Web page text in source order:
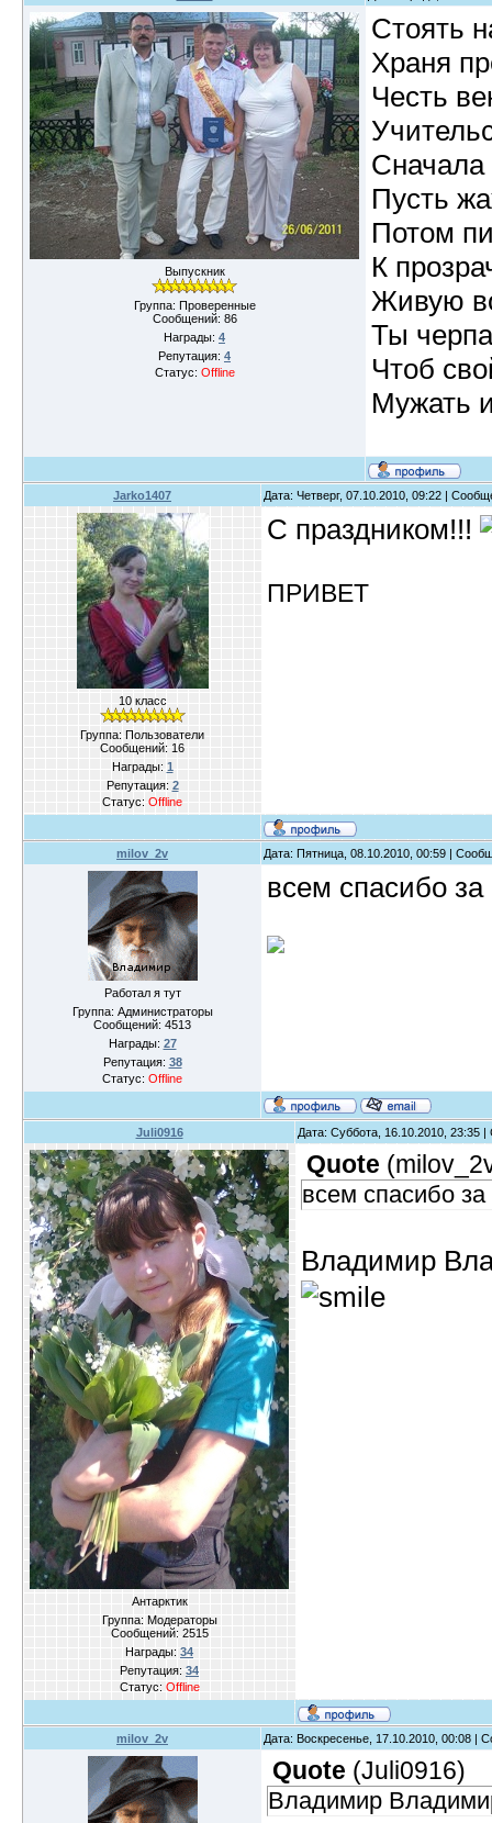
Выпускник
Группа: Проверенные
Сообщений: 86
Награды: 4
Репутация: 4
Статус: Offline
Стоять
Храня
Честь
Пусть
Потом
К
Живую
Ты
Чтоб
Мужать
Jarko1407 Дата: Четверг, 07.10.2010, 09:22 |
10 класс
Группа: Пользователи
Сообщений: 16
Награды: 1
Репутация: 2
Статус: Offline
С праздником!!!
ПРИВЕТ
milov_2v Дата: Пятница, 08.10.2010, 00:59 |
Работал я тут
Группа: Администраторы
Сообщений: 4513
Награды: 27
Репутация: 38
Статус: Offline
всем спасибо
Juli0916 Дата: Суббота, 16.10.2010, 23:35
Антарктик
Группа: Модераторы
Сообщений: 2515
Награды: 34
Репутация: 34
Статус: Offline
Quote (
всем спасибо
Владимир
milov_2v Дата: Воскресенье, 17.10.2010, 00:08 |
Quote (Juli0916)
Владимир